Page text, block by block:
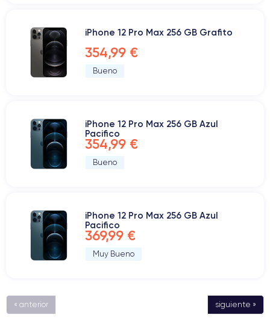
iPhone 12 Pro Max 256 GB Grafito
354,99 €
Bueno
iPhone 12 Pro Max 256 GB Azul
Pacifico
354,99 €
Bueno
iPhone 12 Pro Max 256 GB Azul
Pacifico
369,99 €
Muy Bueno
« anterior siguiente »